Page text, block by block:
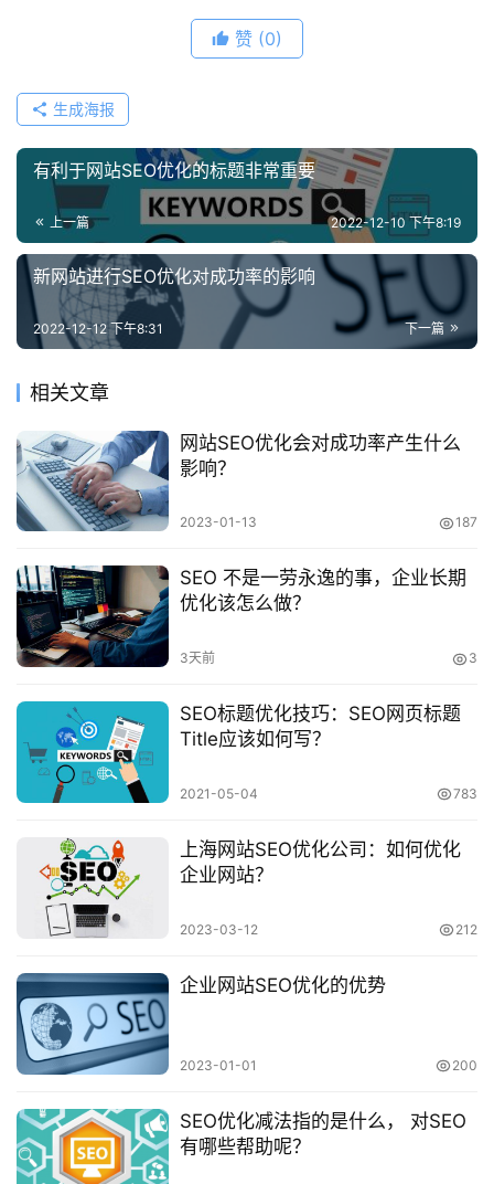
赞 (0)
生成海报
有利于网站SEO优化的标题非常重要
上一篇 2022-12-10 下午8:19
新网站进行SEO优化对成功率的影响
下一篇
2022-12-12 下午8:31
相关文章
网站SEO优化会对成功率产生什么
影响？
2023-01-13 187
SEO 不是一劳永逸的事，企业长期
优化该怎么做？
3天前 3
SEO标题优化技巧：SEO网页标题
Title应该如何写？
2021-05-04 783
上海网站SEO优化公司：如何优化
企业网站？
2023-03-12 212
企业网站SEO优化的优势
2023-01-01 200
SEO优化减法指的是什么， 对SEO
有哪些帮助呢？